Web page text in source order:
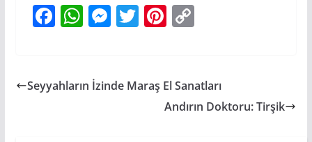
F
b
W
s
M
e
T
er
Pi
e
st
C
y
Li
Seyyahların İzinde Maraş El Sanatları
Andırın Doktoru: Tirşik